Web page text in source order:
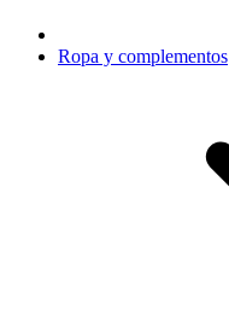
Ropa y complementos